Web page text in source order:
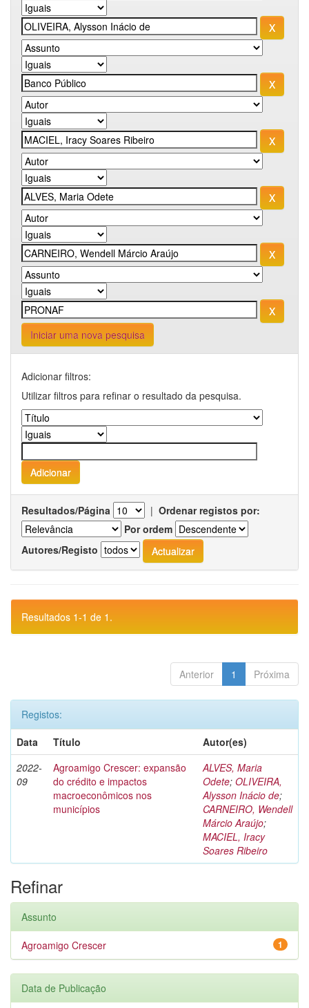
Iniciar uma nova pesquisa
Adicionar filtros:
Utilizar filtros para refinar o resultado da pesquisa.
Resultados/Página | Ordenar registos por:
Por ordem
Autores/Registo
Resultados 1-1 de 1.
Anterior 1 Próxima
Registos:
Data
Título
Autor(es)
2022-
09
Agroamigo Crescer: expansão
do crédito e impactos
macroeconômicos nos
municípios
ALVES, Maria
Odete; OLIVEIRA,
Alysson Inácio de;
CARNEIRO, Wendell
Márcio Araújo;
MACIEL, Iracy
Soares Ribeiro
Refinar
Assunto
1
Agroamigo Crescer
Data de Publicação